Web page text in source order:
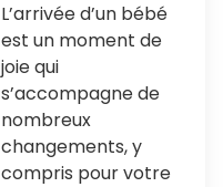
L’arrivée d’un bébé
est un moment de
joie qui
s’accompagne de
nombreux
changements, y
compris pour votre